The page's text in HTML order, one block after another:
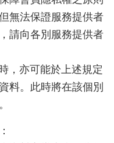
無法保證服務提供者
請向各別服務提供者
，亦可能於上述規定
料。此時將在該個別